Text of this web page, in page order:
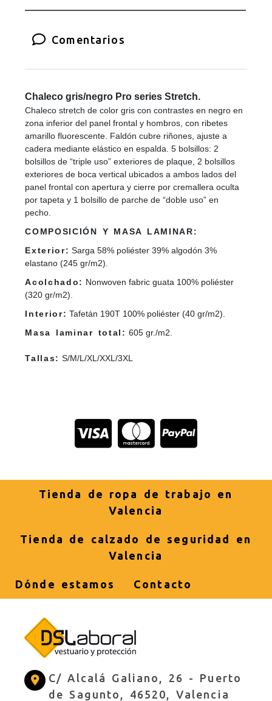
Comentarios
Chaleco gris/negro Pro series Stretch.
Chaleco stretch de color gris con contrastes en negro en
zona inferior del panel frontal y hombros, con ribetes
amarillo fluorescente. Faldón cubre riñones, ajuste a
cadera mediante elástico en espalda. 5 bolsillos: 2
bolsillos de “triple uso” exteriores de plaque, 2 bolsillos
exteriores de boca vertical ubicados a ambos lados del
panel frontal con apertura y cierre por cremallera oculta
por tapeta y 1 bolsillo de parche de “doble uso” en
pecho.
COMPOSICIÓN Y MASA LAMINAR:
Exterior: Sarga 58% poliéster 39% algodón 3%
elastano (245 gr/m2).
Acolchado: Nonwoven fabric guata 100% poliéster
(320 gr/m2).
Interior: Tafetán 190T 100% poliéster (40 gr/m2).
Masa laminar total: 605 gr./m2.
Tallas: S/M/L/XL/XXL/3XL
Tienda de ropa de trabajo en
Valencia
Tienda de calzado de seguridad en
Valencia
Dónde estamos Contacto
C/ Alcalá Galiano, 26 - Puerto
de Sagunto, 46520, Valencia